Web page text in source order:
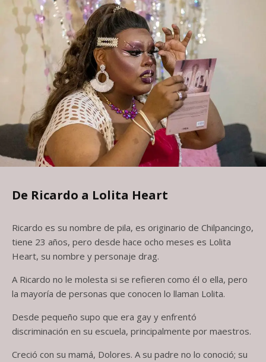
De Ricardo a Lolita Heart
Ricardo es su nombre de pila, es originario de Chilpancingo,
tiene 23 años, pero desde hace ocho meses es Lolita
Heart, su nombre y personaje drag.
A Ricardo no le molesta si se refieren como él o ella, pero
la mayoría de personas que conocen lo llaman Lolita.
Desde pequeño supo que era gay y enfrentó
discriminación en su escuela, principalmente por maestros.
Creció con su mamá, Dolores. A su padre no lo conoció; su